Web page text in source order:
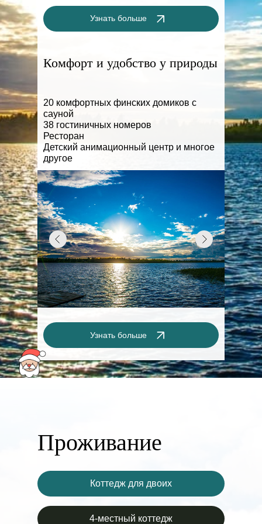
Комфорт и удобство у природы
20 комфортных финских домиков с
сауной
38 гостиничных номеров
Ресторан
Детский анимационный центр и многое
другое
Узнать больше
Узнать больше
Проживание
Коттедж для двоих
4-местный коттедж